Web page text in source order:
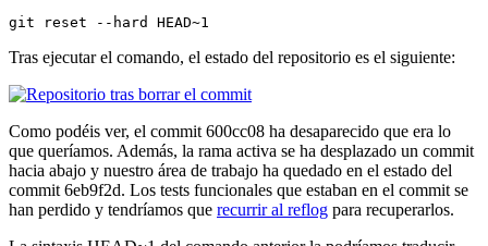
git reset --hard HEAD~1
Tras ejecutar el comando, el estado del repositorio es el siguiente:
Como podéis ver, el commit 600cc08 ha desaparecido que era lo
que queríamos. Además, la rama activa se ha desplazado un commit
hacia abajo y nuestro área de trabajo ha quedado en el estado del
commit 6eb9f2d. Los tests funcionales que estaban en el commit se
han perdido y tendríamos que recurrir al reflog para recuperarlos.